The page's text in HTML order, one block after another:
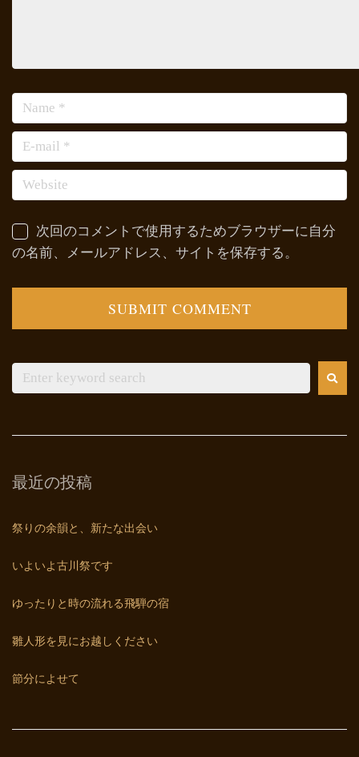
次回のコメントで使用するためブラウザーに自分
の名前、メールアドレス、サイトを保存する。
最近の投稿
祭りの余韻と、新たな出会い
いよいよ古川祭です
ゆったりと時の流れる飛騨の宿
雛人形を見にお越しください
節分によせて